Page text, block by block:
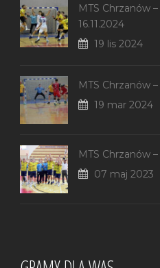
MTS Chrzanów
16.11.2024
19 lis 2024
MTS Chrzanów
19 mar 2024
MTS Chrzanów
07 maj 2023